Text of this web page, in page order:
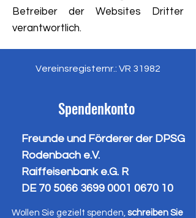
Betreiber der Websites Dritter
verantwortlich.
Vereinsregisternr.: VR 31982
Spendenkonto
Freunde und Förderer der DPSG
Rodenbach e.V.
Raiffeisenbank e.G. R
DE 70 5066 3699 0001 0670 10
Wollen Sie gezielt spenden, schreiben Sie